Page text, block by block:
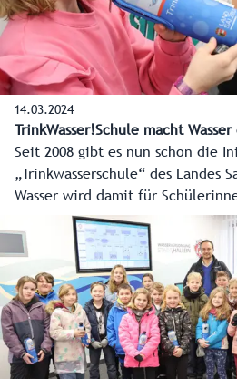
14.03.2024
TrinkWasser!Schule macht
Seit 2008 gibt es nun schon die
„Trinkwasserschule“ des Landes
Wasser wird damit für
Klasse Volksschule in all seinen
Rund 30.000 Drittklässler wurden
„Trinkwasserschule“ zu Experten
Lebenselixier.